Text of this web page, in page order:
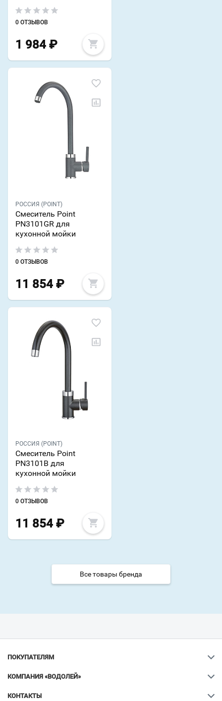
0 ОТЗЫВОВ
1 984 ₽
РОССИЯ (POINT)
Смеситель Point
PN3101GR для
кухонной мойки
0 ОТЗЫВОВ
11 854 ₽
РОССИЯ (POINT)
Смеситель Point
PN3101B для
кухонной мойки
0 ОТЗЫВОВ
11 854 ₽
Все товары бренда
ПОКУПАТЕЛЯМ
КОМПАНИЯ «ВОДОЛЕЙ»
КОНТАКТЫ